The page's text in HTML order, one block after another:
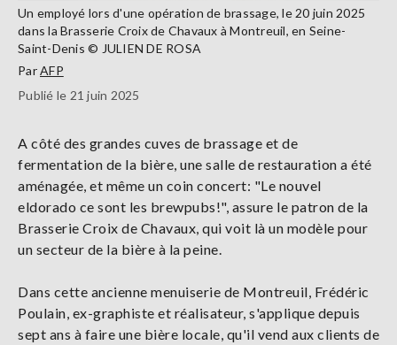
Un employé lors d'une opération de brassage, le 20 juin 2025
dans la Brasserie Croix de Chavaux à Montreuil, en Seine-
Saint-Denis © JULIEN DE ROSA
ParAFP
Publié le 21 juin 2025
A côté des grandes cuves de brassage et de
fermentation de la bière, une salle de restauration a été
aménagée, et même un coin concert: "Le nouvel
eldorado ce sont les brewpubs!", assure le patron de la
Brasserie Croix de Chavaux, qui voit là un modèle pour
un secteur de la bière à la peine.
Dans cette ancienne menuiserie de Montreuil, Frédéric
Poulain, ex-graphiste et réalisateur, s'applique depuis
sept ans à faire une bière locale, qu'il vend aux clients de